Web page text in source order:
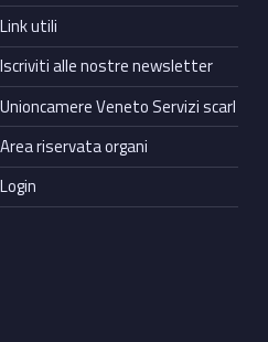
Link utili
Iscriviti alle nostre newsletter
Unioncamere Veneto Servizi scarl
Area riservata organi
Login